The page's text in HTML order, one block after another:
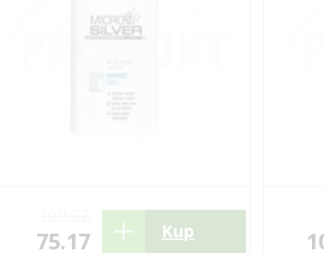
75.17 Kup